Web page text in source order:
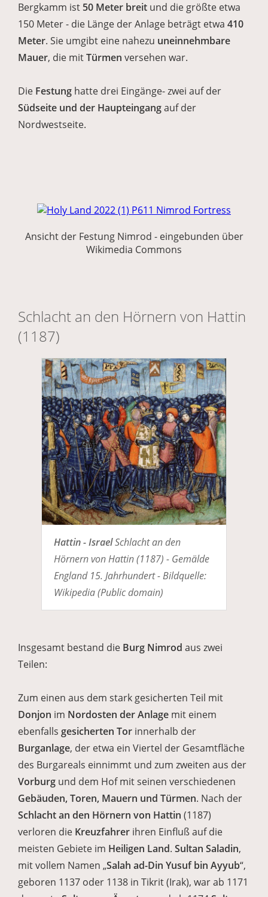
Bergkamm ist 50 Meter breit und die größte etwa
150 Meter - die Länge der Anlage beträgt etwa 410
Meter. Sie umgibt eine nahezu uneinnehmbare
Mauer, die mitTürmen versehen war.
Die Festung hatte drei Eingänge- zwei auf der
Südseite und der Haupteingangauf der
Nordwestseite.
Ansicht der Festung Nimrod - eingebunden über
Wikimedia Commons
Schlacht an den Hörnern von Hattin
(1187)
Hattin - IsraelSchlacht an den
Hörnern von Hattin (1187) - Gemälde
England 15. Jahrhundert - Bildquelle:
Wikipedia (Public domain)
Insgesamt bestand die Burg Nimrod aus zwei
Teilen:
Zum einen aus dem stark gesicherten Teil mit
Donjon im Nordosten der Anlage mit einem
ebenfalls gesicherten Tor innerhalb der
Burganlage, der etwa ein Viertel der Gesamtfläche
des Burgareals einnimmt und zum zweiten aus der
Vorburg und dem Hof mit seinen verschiedenen
Gebäuden, Toren, Mauern und Türmen. Nach der
Schlacht an den Hörnern von Hattin (1187)
verloren die Kreuzfahrer ihren Einfluß auf die
meisten Gebiete im Heiligen Land. Sultan Saladin,
mit vollem Namen „Salah ad-Din Yusuf bin Ayyub“,
geboren 1137 oder 1138 in Tikrit (Irak), war ab 1171